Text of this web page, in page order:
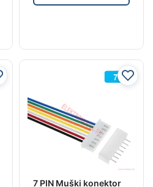
7 PIN Muški konektor